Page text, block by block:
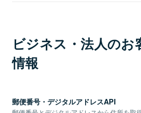
ビジネス・法人のお
情報
郵便番号・デジタルアドレスAPI